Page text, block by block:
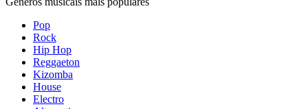
Pop
Rock
Hip Hop
Reggaeton
Kizomba
House
Electro